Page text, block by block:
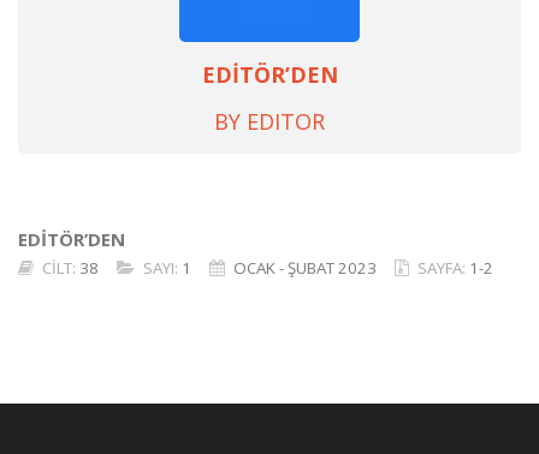
EDİTÖR’DEN
BY EDITOR
EDİTÖR’DEN
CİLT: 38 SAYI: 1 OCAK - ŞUBAT 2023 SAYFA: 1-2